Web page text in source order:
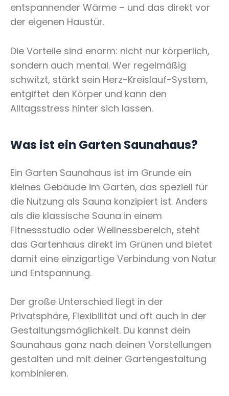
entspannender Wärme – und das direkt vor
der eigenen Haustür.
Die Vorteile sind enorm: nicht nur körperlich,
sondern auch mental. Wer regelmäßig
schwitzt, stärkt sein Herz-Kreislauf-System,
entgiftet den Körper und kann den
Alltagsstress hinter sich lassen.
Was ist ein Garten Saunahaus?
Ein Garten Saunahaus ist im Grunde ein
kleines Gebäude im Garten, das speziell für
die Nutzung als Sauna konzipiert ist. Anders
als die klassische Sauna in einem
Fitnessstudio oder Wellnessbereich, steht
das Gartenhaus direkt im Grünen und bietet
damit eine einzigartige Verbindung von Natur
und Entspannung.
Der große Unterschied liegt in der
Privatsphäre, Flexibilität und oft auch in der
Gestaltungsmöglichkeit. Du kannst dein
Saunahaus ganz nach deinen Vorstellungen
gestalten und mit deiner Gartengestaltung
kombinieren.